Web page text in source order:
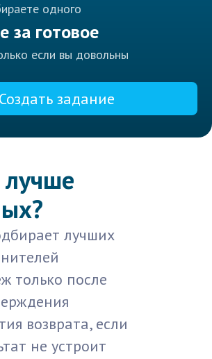
одного
за готовое
если вы довольны
Создать задание
лучших
только после
возврата, если
не устроит